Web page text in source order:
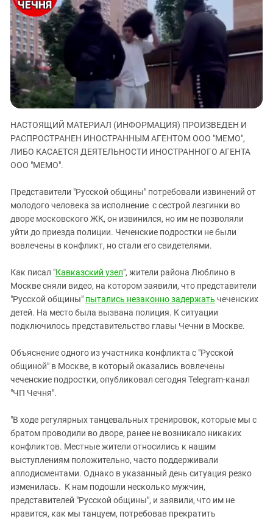
ЗАСТАВЛЯЕТ
КАВКАЗ ЗА ПАЛЕСТИНУ
ИНАКОМЫСЛИЕ В ЧЕЧНЕ
ПРЕСЛЕДОВАНИЕ АКТИВИСТОВ
МОБИЛИЗАЦИЯ И ПРОТЕСТЫ
Дагестан
Ингушетия
Кабардино-Балкария
Калмыкия
Карачаево-Черкесия
Краснодарский край
Нагорный Карабах
Российская Федерация
Ростовская область
СКФО
Ставропольский край
Чечня
Южный Кавказ
НАСТОЯЩИЙ МАТЕРИАЛ (ИНФОРМАЦИЯ) ПРОИЗВЕДЕН И
РАСПРОСТРАНЕН ИНОСТРАННЫМ АГЕНТОМ ООО "МЕМО",
ЛИБО КАСАЕТСЯ ДЕЯТЕЛЬНОСТИ ИНОСТРАННОГО АГЕНТА
ООО "МЕМО".
Представители "Русской общины" потребовали извинений от
молодого человека за исполнение с сестрой лезгинки во
дворе московского ЖК, он извинился, но им не позволяли
уйти до приезда полиции. Чеченские подростки не были
вовлечены в конфликт, но стали его свидетелями.
Как писал "Кавказский узел", жители района Люблино в
Москве сняли видео, на котором заявили, что представители
"Русской общины" пытались незаконно задержать чеченских
детей. На место была вызвана полиция. К ситуации
подключилось представительство главы Чечни в Москве.
Объяснение одного из участника конфликта с "Русской
общиной" в Москве, в который оказались вовлечены
чеченские подростки, опубликовал сегодня Telegram-канал
"ЧП Чечня".
"В ходе регулярных танцевальных тренировок, которые мы с
братом проводили во дворе, ранее не возникало никаких
конфликтов. Местные жители относились к нашим
выступлениям положительно, часто поддерживали
аплодисментами. Однако в указанный день ситуация резко
изменилась. К нам подошли несколько мужчин,
представителей "Русской общины", и заявили, что им не
нравится, как мы танцуем, потребовав прекратить